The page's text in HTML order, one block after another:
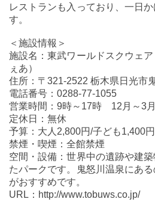
レストランも入っており、一日
す。
＜施設情報＞
施設名：東武ワールドスクウェ
ぇあ）
住所：〒321-2522 栃木県日光市
電話番号：0288-77-1055
営業時間：9時～17時 12月～3
定休日：無休
予算：大人2,800円/子ども1,400円
禁煙・喫煙：全館禁煙
空間・設備：世界中の遺跡や建
たパークです。鬼怒川温泉にあ
がおすすめです。
URL：http://www.tobuws.co.jp/